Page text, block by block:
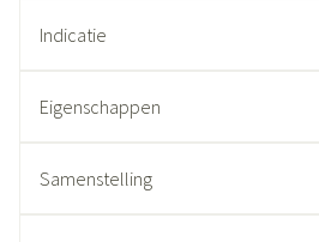
Indicatie
Eigenschappen
Samenstelling